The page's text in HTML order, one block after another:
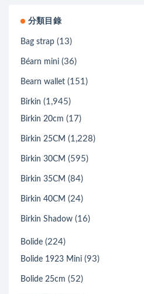
分類目錄
Bag strap (13)
Béarn mini (36)
Bearn wallet (151)
Birkin (1,945)
Birkin 20cm (17)
Birkin 25CM (1,228)
Birkin 30CM (595)
Birkin 35CM (84)
Birkin 40CM (24)
Birkin Shadow (16)
Bolide (224)
Bolide 1923 Mini (93)
Bolide 25cm (52)